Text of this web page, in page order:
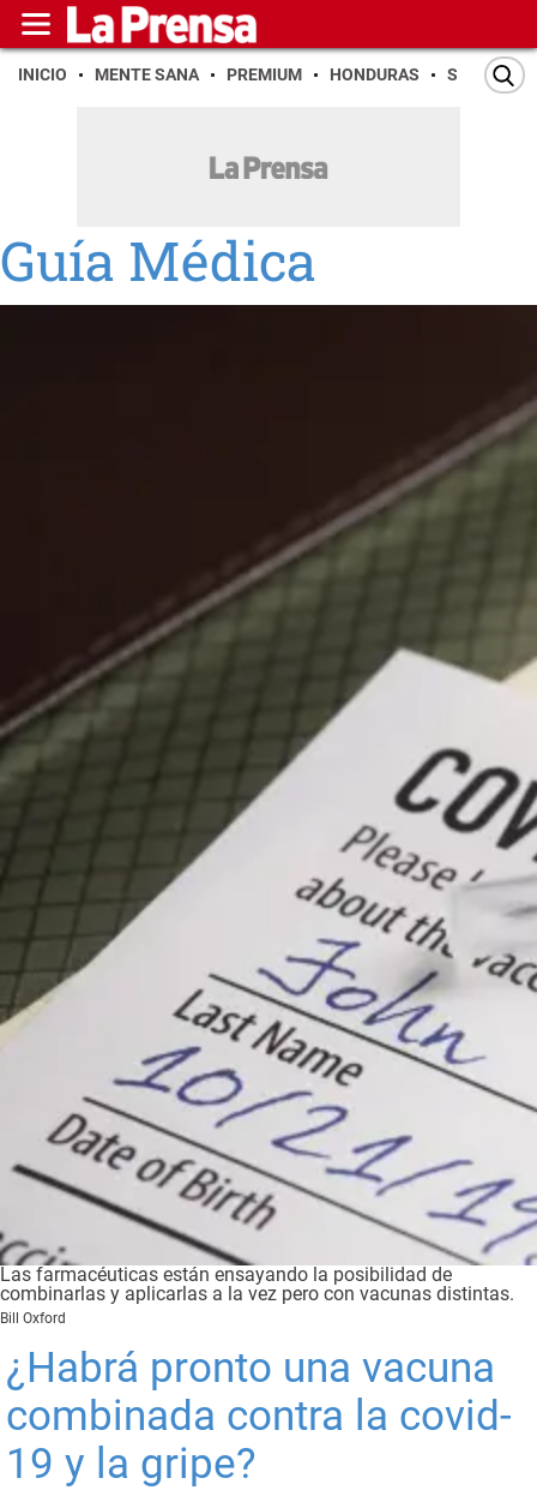
INICIO MENTE SANA PREMIUM HONDURAS SAN PEDRO
Guía Médica
Las farmacéuticas están ensayando la posibilidad de
combinarlas y aplicarlas a la vez pero con vacunas distintas.
Bill Oxford
¿Habrá pronto una vacuna
combinada contra la covid-
19 y la gripe?